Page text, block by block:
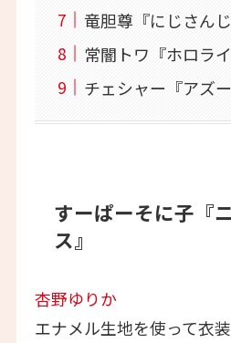
竜胆尊『にじさんじ
常闇トワ『ホロライ
チェシャー『アズー
すーぱーそに子『
ス』
杏野ゆりか
エナメル生地を使って衣